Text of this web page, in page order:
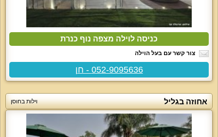
כניסה לוילה מצפה נוף כנרת
צור קשר עם בעל הוילה
052-9095636 - חן
אחוזה בגליל וילות בחוסן